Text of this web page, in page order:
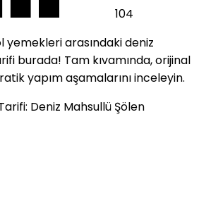
104
yemekleri arasındaki deniz
burada! Tam kıvamında, orijinal
yapım aşamalarını inceleyin.